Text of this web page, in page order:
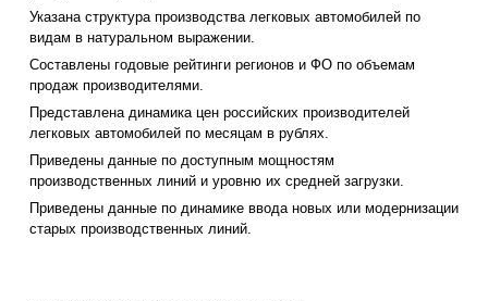
Указана структура производства легковых автомобилей по
видам в натуральном выражении.
Составлены годовые рейтинги регионов и ФО по объемам
продаж производителями.
Представлена динамика цен российских производителей
легковых автомобилей по месяцам в рублях.
Приведены данные по доступным мощностям
производственных линий и уровню их средней загрузки.
Приведены данные по динамике ввода новых или модернизации
старых производственных линий.